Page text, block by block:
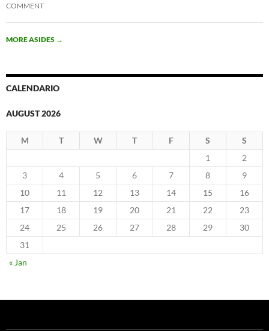
COMMENT
MORE ASIDES →
CALENDARIO
AUGUST 2026
M T W T F S
S
1
2
3
4 5 6 7 8
9
10
11 12 13 14 15
16
17
18 19 20 21 22
23
24
25 26 27 28 29
30
31
« Jan